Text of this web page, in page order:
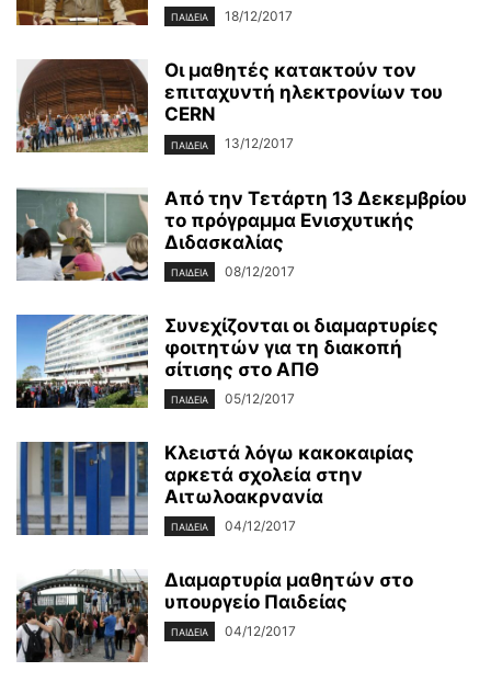
ΠΑΙΔΕΊΑ 18/12/2017
Οι μαθητές κατακτούν τον
επιταχυντή ηλεκτρονίων του
CERN
ΠΑΙΔΕΊΑ 13/12/2017
Από την Τετάρτη 13 Δεκεμβρίου
το πρόγραμμα Ενισχυτικής
Διδασκαλίας
ΠΑΙΔΕΊΑ 08/12/2017
Συνεχίζονται οι διαμαρτυρίες
φοιτητών για τη διακοπή
σίτισης στο ΑΠΘ
ΠΑΙΔΕΊΑ 05/12/2017
Κλειστά λόγω κακοκαιρίας
αρκετά σχολεία στην
Αιτωλοακρνανία
ΠΑΙΔΕΊΑ 04/12/2017
Διαμαρτυρία μαθητών στο
υπουργείο Παιδείας
ΠΑΙΔΕΊΑ 04/12/2017